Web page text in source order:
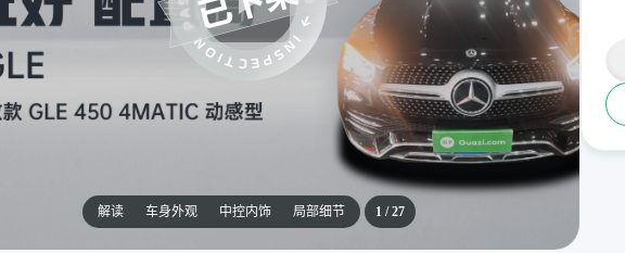
解读 车身外观 中控内饰 局部细节 1/27